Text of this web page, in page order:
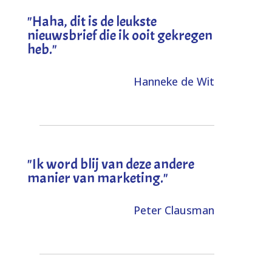
"Haha, dit is de leukste
nieuwsbrief die ik ooit gekregen
heb."
Hanneke de Wit
"Ik word blij van deze andere
manier van marketing."
Peter Clausman